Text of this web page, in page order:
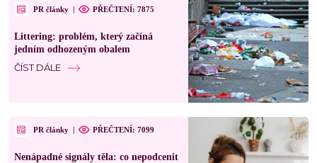
PR články | PŘEČTENÍ: 7875
Littering: problém, který začíná
jedním odhozeným obalem
ČÍST DÁLE
PR články | PŘEČTENÍ: 7099
Nenápadné signály těla: co nepodcenit